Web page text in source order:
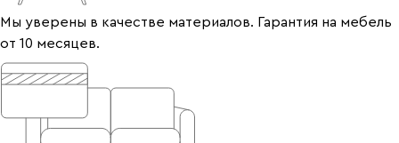
Мы уверены в качестве материалов. Гарантия на мебель
от 10 месяцев.